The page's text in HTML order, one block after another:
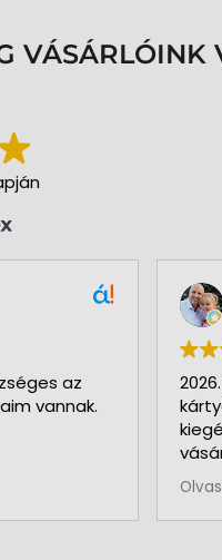
VÁSÁRLÓINK
az
vannak.
az